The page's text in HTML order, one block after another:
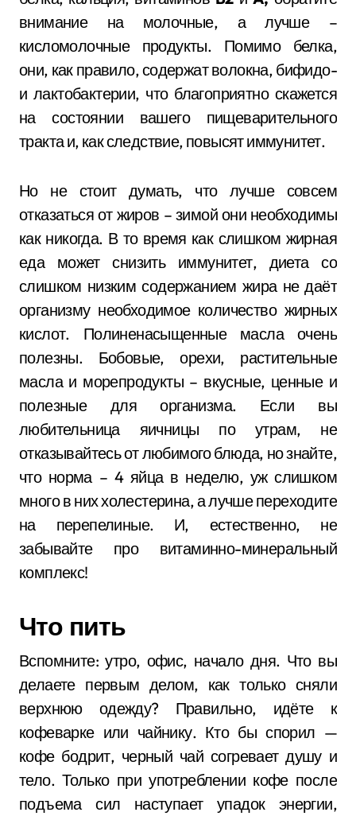
внимание на молочные, а лучше –
кисломолочные продукты. Помимо белка,
они, как правило, содержат волокна, бифидо-
и лактобактерии, что благоприятно скажется
на состоянии вашего пищеварительного
тракта и, как следствие, повысят иммунитет.
Но не стоит думать, что лучше совсем
отказаться от жиров – зимой они необходимы
как никогда. В то время как слишком жирная
еда может снизить иммунитет, диета со
слишком низким содержанием жира не даёт
организму необходимое количество жирных
кислот. Полиненасыщенные масла очень
полезны. Бобовые, орехи, растительные
масла и морепродукты – вкусные, ценные и
полезные для организма. Если вы
любительница яичницы по утрам, не
отказывайтесь от любимого блюда, но знайте,
что норма – 4 яйца в неделю, уж слишком
много в них холестерина, а лучше переходите
на перепелиные. И, естественно, не
забывайте про витаминно-минеральный
комплекс!
Что пить
Вспомните: утро, офис, начало дня. Что вы
делаете первым делом, как только сняли
верхнюю одежду? Правильно, идёте к
кофеварке или чайнику. Кто бы спорил —
кофе бодрит, черный чай согревает душу и
тело. Только при употреблении кофе после
подъема сил наступает упадок энергии,